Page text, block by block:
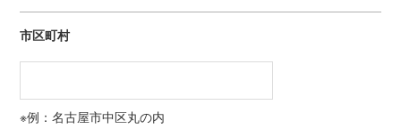
市区町村
※例：名古屋市中区丸の内